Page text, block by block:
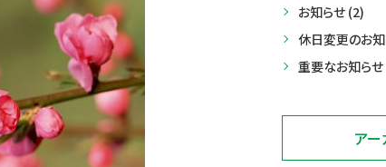
お知らせ (2)
休日変更のお
重要なお知ら
アー